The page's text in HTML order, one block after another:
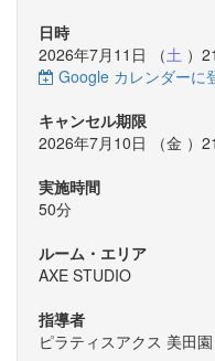
日時
2026年7月11日 （土 ）
Google カレンダーに
キャンセル期限
2026年7月10日 （金 ）
実施時間
50分
ルーム・エリア
AXE STUDIO
指導者
ピラティスアクス 美田園